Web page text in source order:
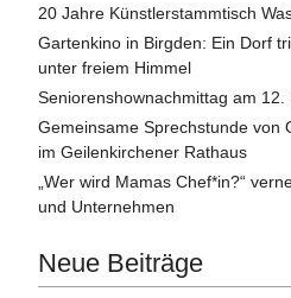
20 Jahre Künstlerstammtisch
Gartenkino in Birgden: Ein Dorf
unter freiem Himmel
Seniorenshownachmittag am 12.
Gemeinsame Sprechstunde von
im Geilenkirchener Rathaus
„Wer wird Mamas Chef*in?“
und Unternehmen
Neue Beiträge